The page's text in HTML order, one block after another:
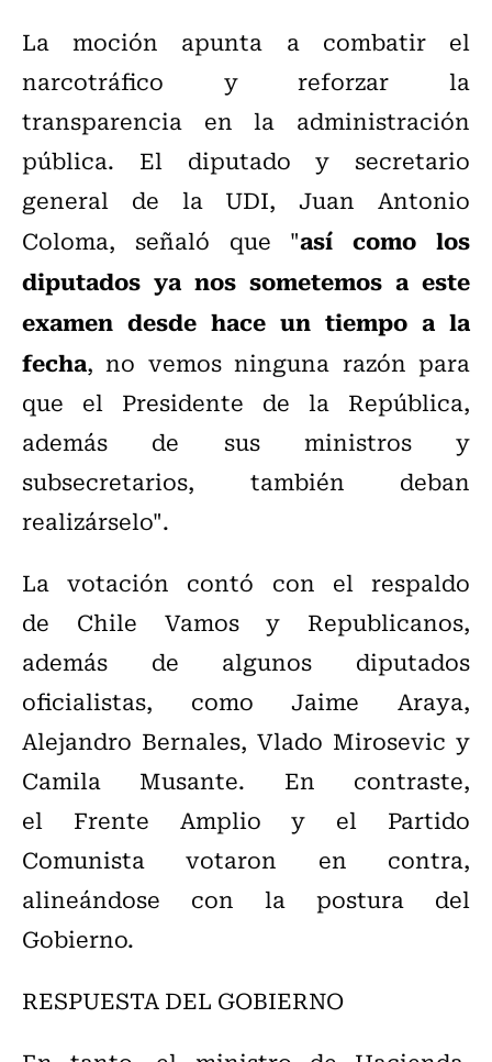
La moción apunta a combatir el
narcotráfico y reforzar la
transparencia en la administración
pública. El diputado y secretario
general de la UDI, Juan Antonio
Coloma, señaló que "así como los
diputados ya nos sometemos a este
examen desde hace un tiempo a la
fecha, no vemos ninguna razón para
que el Presidente de la República,
además de sus ministros y
subsecretarios, también deban
realizárselo".
La votación contó con el respaldo
de Chile Vamos y Republicanos,
además de algunos diputados
oficialistas, como Jaime Araya,
Alejandro Bernales, Vlado Mirosevic y
Camila Musante. En contraste,
el Frente Amplio y el Partido
Comunista votaron en contra,
alineándose con la postura del
Gobierno.
RESPUESTA DEL GOBIERNO